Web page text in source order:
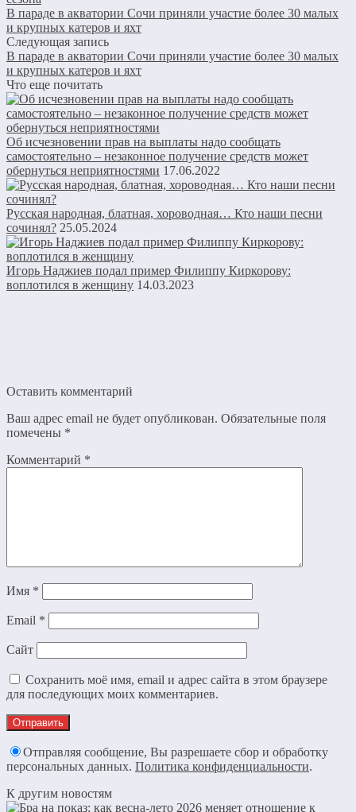
В параде в акватории Сочи приняли участие более 30 малых
и крупных катеров и яхт
Следующая запись
В параде в акватории Сочи приняли участие более 30 малых
и крупных катеров и яхт
Что еще почитать
Об исчезновении прав на выплаты надо сообщать
самостоятельно – незаконное получение средств может
обернуться неприятностями 17.06.2022
Русская народная, блатная, хороводная… Кто наши песни
сочинял? 25.05.2024
Игорь Наджиев подал пример Филиппу Киркорову:
воплотился в женщину 14.03.2023
Оставить комментарий
Ваш адрес email не будет опубликован. Обязательные поля
помечены *
Комментарий *
Имя *
Email *
Сайт
Сохранить моё имя, email и адрес сайта в этом браузере
для последующих моих комментариев.
Отправляя сообщение, Вы разрешаете сбор и обработку
персональных данных. Политика конфиденциальности.
К другим новостям